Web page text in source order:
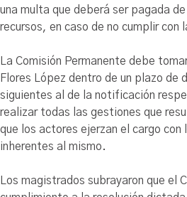
una multa que deberá ser pagada
recursos, en caso de no cumplir con
La Comisión Permanente debe
Flores López dentro de un plazo de
siguientes al de la notificación
realizar todas las gestiones que
que los actores ejerzan el cargo con
inherentes al mismo.
Los magistrados subrayaron que el